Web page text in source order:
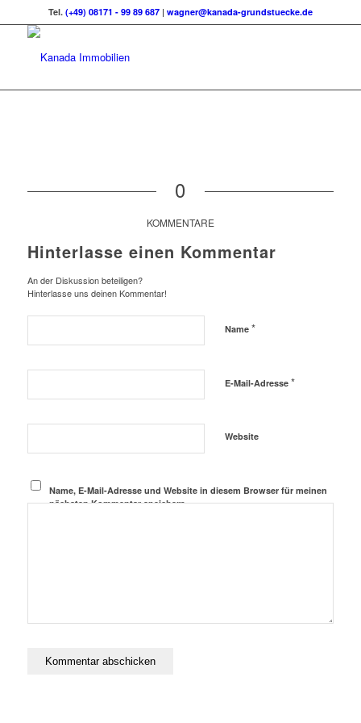
Tel. (+49) 08171 - 99 89 687| wagner@kanada-grundstuecke.de
0
KOMMENTARE
Hinterlasse einen Kommentar
An der Diskussion beteiligen?
Hinterlasse uns deinen Kommentar!
Name *
E-Mail-Adresse *
Website
Name, E-Mail-Adresse und Website in diesem Browser für meinen
nächsten Kommentar speichern.